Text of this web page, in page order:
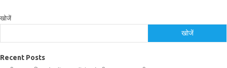
खोजें
खोजें
Recent Posts